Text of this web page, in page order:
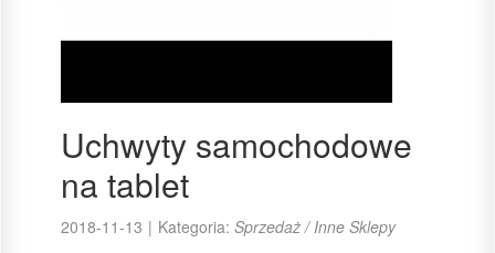
Uchwyty samochodowe
na tablet
2018-11-13 | Kategoria: Sprzedaż / Inne Sklepy